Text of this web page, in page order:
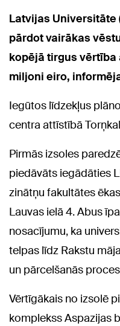
Latvijas Universitāte
pārdot vairākas
kopējā tirgus
miljoni eiro,
Iegūtos līdzekļus
centra attīstībā
Pirmās izsoles
piedāvāts iegādāties
zinātņu fakultātes
Lauvas ielā 4. Abus
nosacījumu, ka
telpas līdz Rakstu
un pārcelšanās
Vērtīgākais no izsolē
komplekss Aspazijas